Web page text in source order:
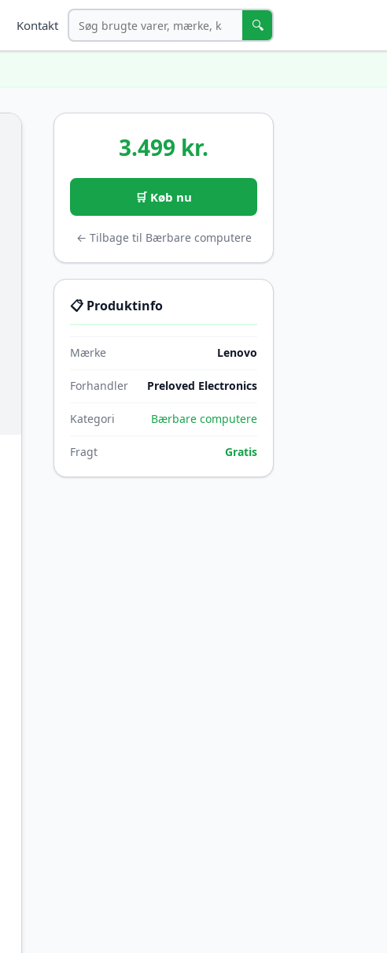
Kontakt Søg 🔍
3.499 kr.
🛒 Køb nu
← Tilbage til Bærbare computere
📋 Produktinfo
Mærke Lenovo
Forhandler Preloved Electronics
Kategori Bærbare computere
Fragt Gratis